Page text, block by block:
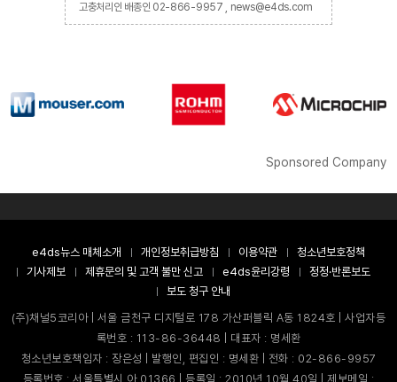
고충처리인 배종인 02-866-9957 , news@e4ds.com
Sponsored Company
e4ds뉴스 매체소개 개인정보취급방침 이용약관
청소년보호정책
기사제보
제휴문의 및 고객 불만 신고 e4ds윤리강령
정정·반론보도
보도 청구 안내
(주)채널5코리아 | 서울 금천구 디지털로 178 가산퍼블릭 A동 1824호 | 사업자등
록번호 : 113-86-36448 | 대표자 : 명세환
청소년보호책임자 : 장은성 | 발행인, 편집인 : 명세환 | 전화 : 02-866-9957
등록번호 : 서울특별시 아 01366 | 등록일 : 2010년 10월 40일 | 제보메일 :